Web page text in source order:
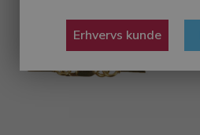
Erhvervs kunde